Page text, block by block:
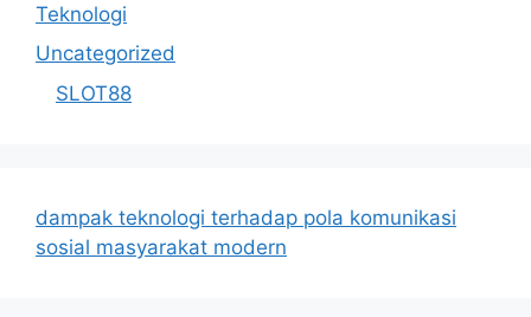
Teknologi
Uncategorized
SLOT88
dampak teknologi terhadap pola komunikasi
sosial masyarakat modern